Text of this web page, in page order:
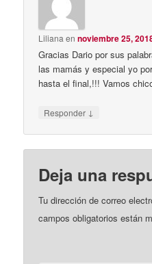
Lilianaennoviembre 25,
Gracias Dario por sus
las mamás y especial yo
hasta el final,!!! Vamos
Responder ↓
Deja una
Tu dirección de correo
campos obligatorios están